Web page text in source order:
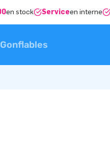
en stock Serviceen interne